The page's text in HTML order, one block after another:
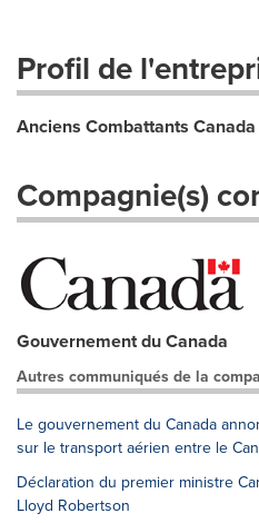
Profil de
Anciens Combattants Canada
Compagnie(s)
Gouvernement du Canada
Autres communiqués de la
Le gouvernement du Canada
sur le transport aérien entre le
Déclaration du premier ministre
Lloyd Robertson